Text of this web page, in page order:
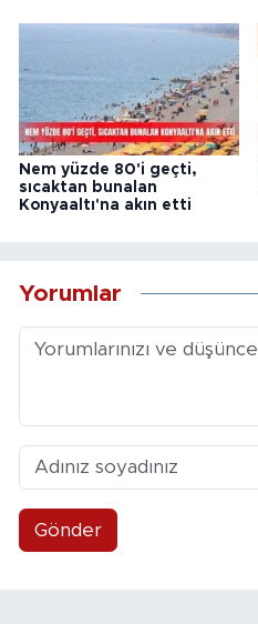
Nem yüzde 80'i geçti,
sıcaktan bunalan
Konyaaltı'na akın etti
Yorumlar
Gönder